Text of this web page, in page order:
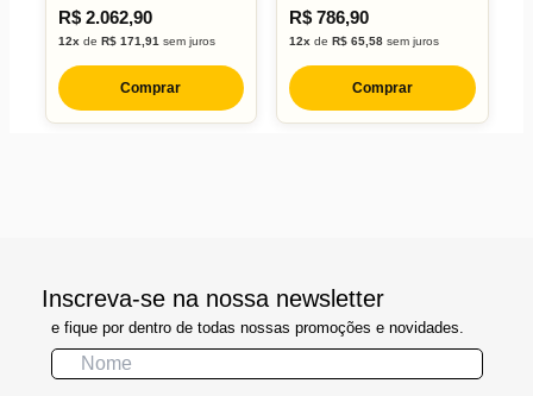
R$ 2.062,90
12x de R$ 171,91 sem juros
Comprar
R$ 786,90
12x deR$ 65,58 sem juros
Comprar
Inscreva-se na nossa newsletter
e fique por dentro de todas nossas promoções e novidades.